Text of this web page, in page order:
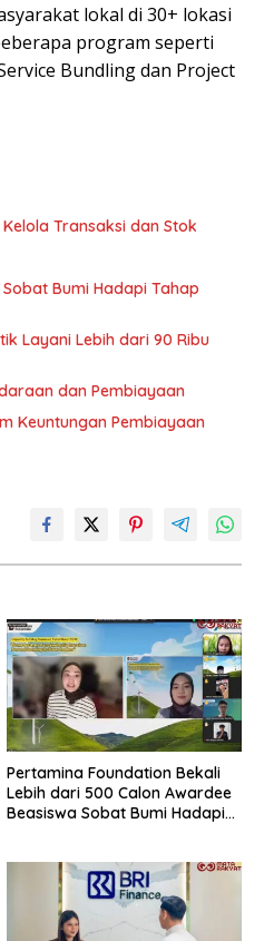
lokal di 30+ lokasi
program seperti
Bundling dan Project
Transaksi dan Stok
Bumi Hadapi Tahap
Layani Lebih dari 90 Ribu
dan Pembiayaan
Keuntungan Pembiayaan
Pertamina Foundation Bekali
Lebih dari 500 Calon Awardee
Beasiswa Sobat Bumi Hadapi